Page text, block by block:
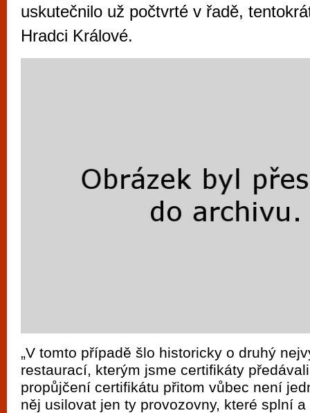
uskutečnilo už počtvrté v řadě,
Hradci Králové.
„V tomto případě šlo historicky o druhý
restaurací, kterým jsme certifikáty
propůjčení certifikátu přitom vůbec není
něj usilovat jen ty provozovny, které splní